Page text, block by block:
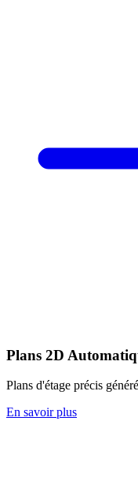
Plans 2D
Plans d'étage précis
En savoir plus